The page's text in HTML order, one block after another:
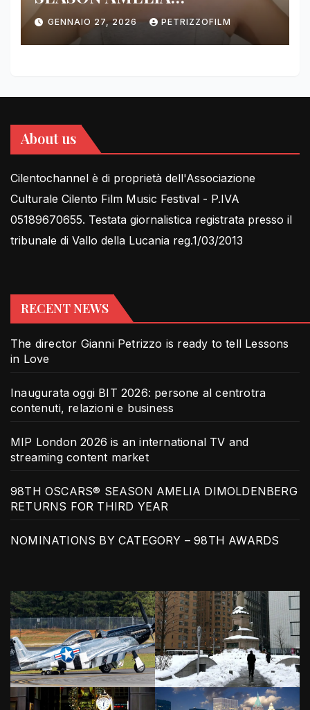
DIMOLDENBERG RETURNS
FOR THIRD YEAR
GENNAIO 27, 2026 PETRIZZOFILM
About us
Cilentochannel è di proprietà dell'Associazione
Culturale Cilento Film Music Festival - P.IVA
05189670655. Testata giornalistica registrata presso il
tribunale di Vallo della Lucania reg.1/03/2013
RECENT NEWS
The director Gianni Petrizzo is ready to tell Lessons
in Love
Inaugurata oggi BIT 2026: persone al centrotra
contenuti, relazioni e business
MIP London 2026 is an international TV and
streaming content market
98TH OSCARS® SEASON AMELIA DIMOLDENBERG
RETURNS FOR THIRD YEAR
NOMINATIONS BY CATEGORY – 98TH AWARDS